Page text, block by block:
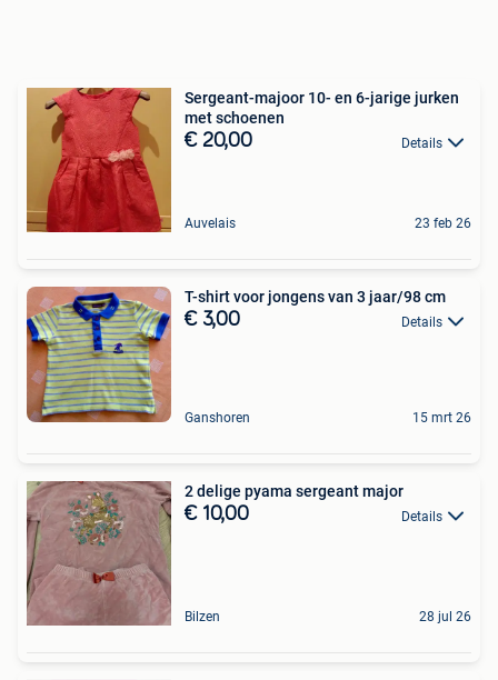
Sergeant-majoor 10- en 6-jarige jurken
met schoenen
€ 20,00 Details
Auvelais 23 feb 26
T-shirt voor jongens van 3 jaar/98 cm
€ 3,00 Details
Ganshoren 15 mrt 26
2 delige pyama sergeant major
€ 10,00 Details
Bilzen 28 jul 26